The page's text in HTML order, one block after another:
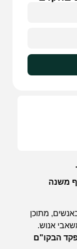
משנה
באנשים, מתוכן
הבקו"ם